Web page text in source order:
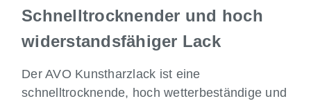
Schnelltrocknender und hoch
widerstandsfähiger Lack
Der AVO Kunstharzlack ist eine
schnelltrocknende, hoch wetterbeständige und